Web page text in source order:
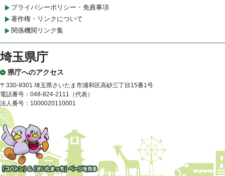
プライバシーポリシー・免責事項
著作権・リンクについて
関係機関リンク集
埼玉県庁
県庁へのアクセス
〒330-9301 埼玉県さいたま市浦和区高砂三丁目15番1号
電話番号：048-824-2111（代表）
法人番号：1000020110001
「コバトン」&「さいたまっ